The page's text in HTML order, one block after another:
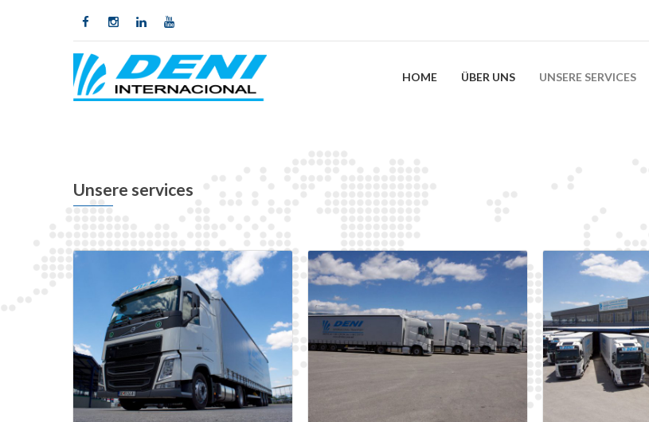
HOME ÜBER UNS UNSERE SERVICES
Unsere services